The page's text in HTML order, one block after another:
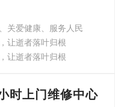
关爱健康、服务人民
让逝者落叶归根
让逝者落叶归根
时上门维修中心